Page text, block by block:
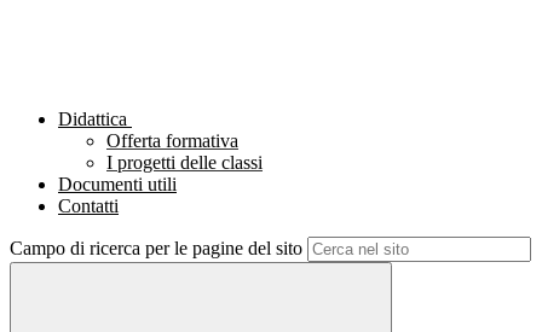
Didattica
Offerta formativa
I progetti delle classi
Documenti utili
Contatti
Campo di ricerca per le pagine del sito